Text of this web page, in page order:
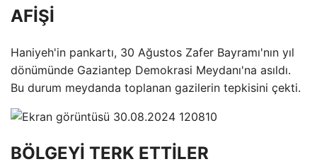
AFİŞİ
Haniyeh'in pankartı, 30 Ağustos Zafer Bayramı'nın yıl
dönümünde Gaziantep Demokrasi Meydanı'na asıldı.
Bu durum meydanda toplanan gazilerin tepkisini çekti.
BÖLGEYİ TERK ETTİLER